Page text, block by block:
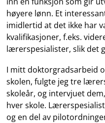
høyere lønn. Et
imidlertid at det ikke har
kvalifikasjoner, f.eks.
lærerspesialister, slik det
I mitt doktorgradsarbeid
skolen, fulgte jeg tre
skoleår, og intervjuet
hver skole.
og en del av